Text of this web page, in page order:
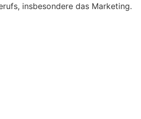
insbesondere das Marketing.